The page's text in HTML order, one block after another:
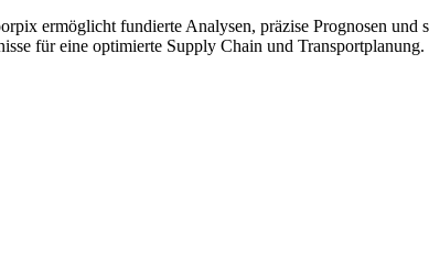
ermöglicht fundierte Analysen, präzise Prognosen
für eine optimierte Supply Chain und Transportplanung.